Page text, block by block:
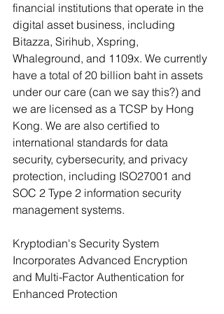
financial institutions that operate in the
digital asset business, including
Bitazza, Sirihub, Xspring,
Whaleground, and 1109x. We currently
have a total of 20 billion baht in assets
under our care (can we say this?) and
we are licensed as a TCSP by Hong
Kong. We are also certified to
international standards for data
security, cybersecurity, and privacy
protection, including ISO27001 and
SOC 2 Type 2 information security
management systems.
Kryptodian's Security System
Incorporates Advanced Encryption
and Multi-Factor Authentication for
Enhanced Protection